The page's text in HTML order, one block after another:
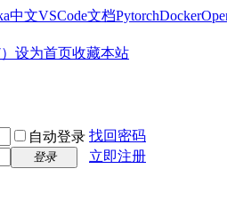
中文VSCode文档PytorchDocker
设为首页收藏本站
自动登录 找回密码
登录 立即注册